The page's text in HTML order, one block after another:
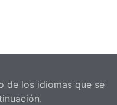
de los idiomas que se